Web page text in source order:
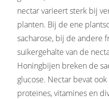
nectar varieert sterk bij
planten. Bij de ene
sacharose, bij de andere
suikergehalte van de
Honingbijen breken de
glucose. Nectar bevat
proteïnes, vitamines en